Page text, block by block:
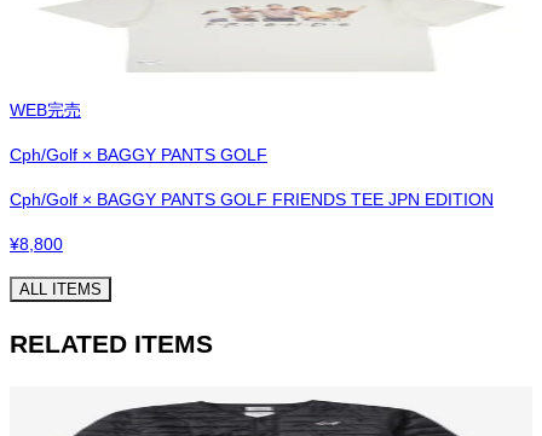
WEB完売
Cph/Golf × BAGGY PANTS GOLF
Cph/Golf × BAGGY PANTS GOLF FRIENDS TEE JPN EDITION
¥8,800
ALL ITEMS
RELATED ITEMS